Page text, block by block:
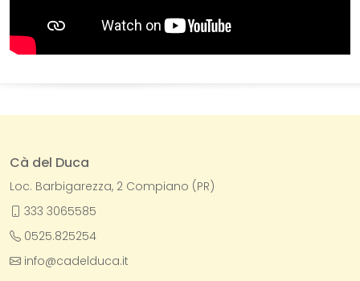
Cà del Duca
Loc. Barbigarezza, 2 Compiano (PR)
333 3065585
0525.825254
info@cadelduca.it